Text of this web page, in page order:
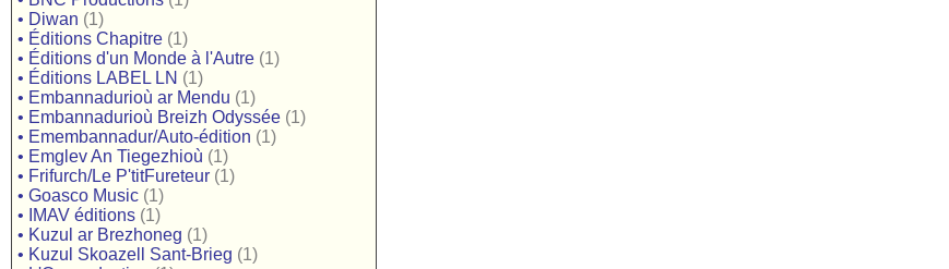
• Diwan (1)
• Éditions Chapitre (1)
• Éditions d'un Monde à l'Autre (1)
• Éditions LABEL LN (1)
• Embannadurioù ar Mendu (1)
• Embannadurioù Breizh Odyssée (1)
• Emembannadur/Auto-édition (1)
• Emglev An Tiegezhioù (1)
• Frifurch/Le P'titFureteur (1)
• Goasco Music (1)
•
IMAV éditions (1)
• Kuzul ar Brezhoneg (1)
• Kuzul Skoazell Sant-Brieg (1)